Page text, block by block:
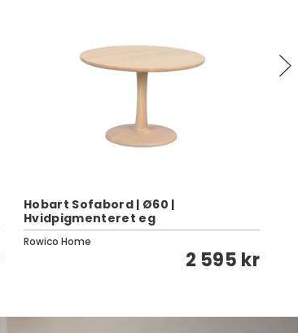
Hobart Sofabord | Ø60 |
Hvidpigmenteret eg
Rowico Home
2 595 kr